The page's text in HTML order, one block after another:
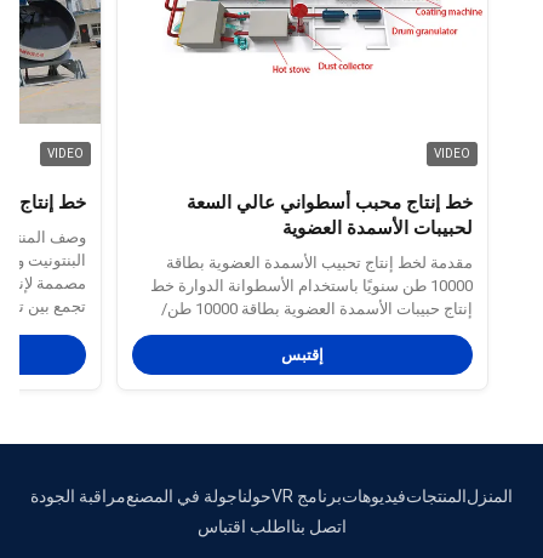
VIDEO
خط إنتاج محبب أسطواني عالي السعة
لحبيبات الأسمدة العضوية
مقدمة لخط إنتاج تحبيب الأسمدة العضوية بطاقة
10000 طن سنويًا باستخدام الأسطوانة الدوارة خط
إنتاج حبيبات الأسمدة العضوية بطاقة 10000 طن/
سنويًا هو خط إنتاج موحد وآلي مصمم لمؤسسات
إنتاج الأسمدة العضوية الكبيرة والمتوسطة الحجم.
يستخدم محبب الأسطوانة الدوارة كوحدة التشكيل
إقتبس
VIDEO
خط إنتاج
وصف
البنتونيت
مصممة
تجمع بين
مسحوق
وغيرها من
المنزلالمنتجاتفيديوهاتبرنامج VR حولناجولة في المصنعمراقبة الجودة
اتصل بنااطلب اقتباس